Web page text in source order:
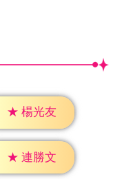
★ 楊光友
★ 連勝文